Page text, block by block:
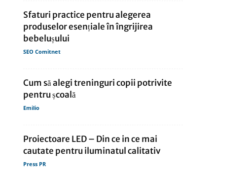
Sfaturi practice pentru alegerea
produselor esențiale în îngrijirea
bebelușului
SEO Comitnet
Cum să alegi treninguri copii potrivite
pentru școală
Emilio
Proiectoare LED – Din ce in ce mai
cautate pentru iluminatul calitativ
Press PR